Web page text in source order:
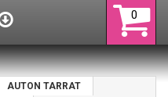
0
AUTON TARRAT